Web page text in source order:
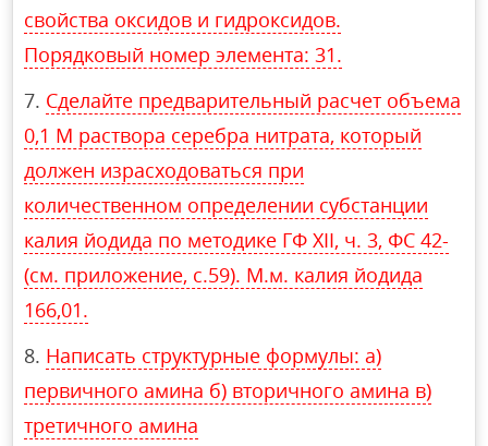
свойства оксидов и гидроксидов.
Порядковый номер элемента: 31.
Сделайте предварительный расчет объема
0,1 М раствора серебра нитрата, который
должен израсходоваться при
количественном определении субстанции
калия йодида по методике ГФ XII, ч. 3, ФС 42-
(см. приложение, с.59). М.м. калия йодида
166,01.
Написать структурные формулы: а)
первичного амина б) вторичного амина в)
третичного амина